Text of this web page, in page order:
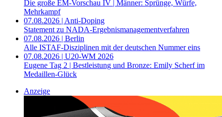
Die große EM-Vorschau IV | Männer: Sprünge, Würfe,
Mehrkampf
07.08.2026 | Anti-Doping
Statement zu NADA-Ergebnismanagementverfahren
07.08.2026 | Berlin
Alle ISTAF-Disziplinen mit der deutschen Nummer eins
07.08.2026 | U20-WM 2026
Eugene Tag 2 | Bestleistung und Bronze: Emily Scherf im
Medaillen-Glück
Anzeige